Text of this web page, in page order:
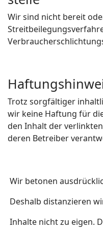
Wir sind nicht bereit
Trotz sorgfältiger
wir keine Haftung für
den Inhalt der
deren Betreiber
Wir betonen
Deshalb distanzieren
Inhalte nicht zu eigen.